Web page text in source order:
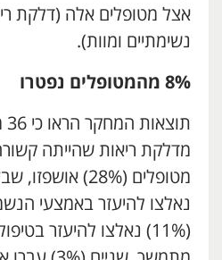
אצל מטופלים אלה (דלקת
נשימתיים ומוות).
8% מהמטופלים נפטרו
נאלצו להיעזר באמצעי
(11%) נאלצו להיעזר